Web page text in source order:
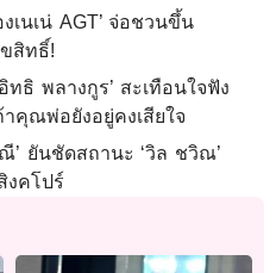
เนเน่ AGT’ จ่อชวนขึ้น
สิทธิ์!
ทธิ พลางกูร’ สะเทือนใจฟัง
าคุณพ่อยังอยู่คงเสียใจ
’ ยันชัดสถานะ ‘วิล ชวิณ’
งคโปร์